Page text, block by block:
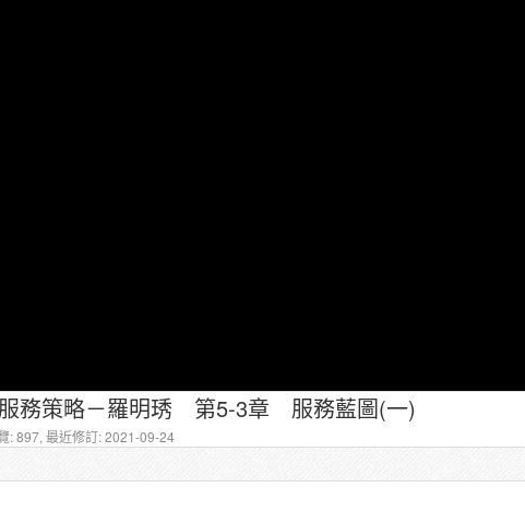
務策略－羅明琇 第5-3章 服務藍圖(一)
: 897, 最近修訂: 2021-09-24